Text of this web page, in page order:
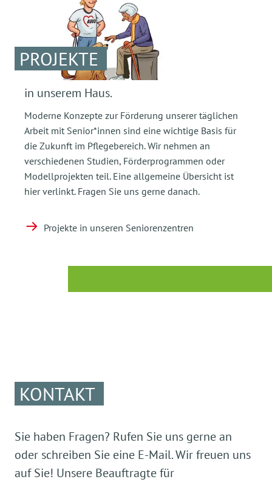
PROJEKTE
in unserem Haus.
Moderne Konzepte zur Förderung unserer täglichen
Arbeit mit Senior*innen sind eine wichtige Basis für
die Zukunft im Pflegebereich. Wir nehmen an
verschiedenen Studien, Förderprogrammen oder
Modellprojekten teil. Eine allgemeine Übersicht ist
hier verlinkt. Fragen Sie uns gerne danach.
Projekte in unseren Seniorenzentren
KONTAKT
Sie haben Fragen? Rufen Sie uns gerne an
oder schreiben Sie eine E-Mail. Wir freuen uns
auf Sie! Unsere Beauftragte für